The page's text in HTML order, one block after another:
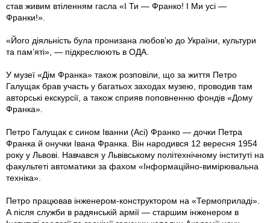
став живим втіленням гасла «І Ти — Франко! І Ми усі —
Франки!».
«Його діяльність була пронизана любов’ю до України, культури
та пам’яті», — підкреслюють в ОДА.
У музеї «Дім Франка» також розповіли, що за життя Петро
Галущак брав участь у багатьох заходах музею, проводив там
авторські екскурсії, а також сприяв поповненню фондів «Дому
Франка».
Петро Галущак є сином Іванни (Асі) Франко — дочки Петра
Франка й онучки Івана Франка. Він народився 12 вересня 1954
року у Львові. Навчався у Львівському політехнічному інституті на
факультеті автоматики за фахом «Інформаційно-вимірювальна
техніка».
Петро працював інженером-конструктором на «Термоприладі».
А після служби в радянській армії — старшим інженером в